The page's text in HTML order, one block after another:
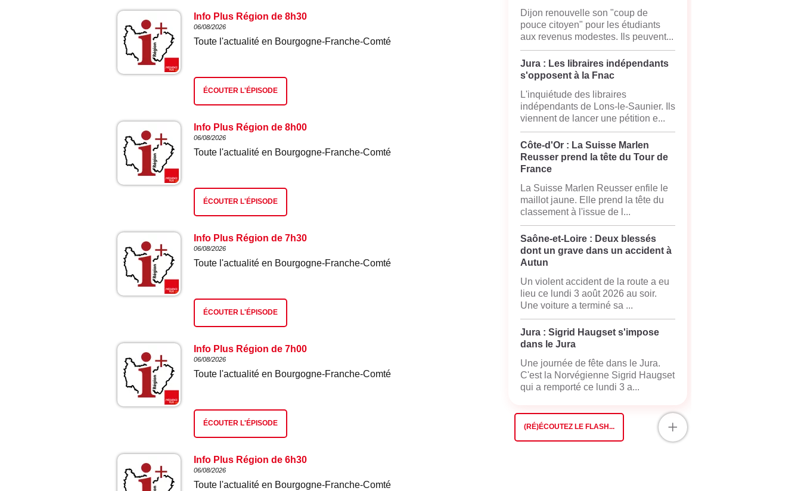
Info Plus Région de 8h30
06/08/2026
Toute l'actualité en Bourgogne-Franche-Comté
ÉCOUTER L'ÉPISODE
Info Plus Région de 8h00
06/08/2026
Toute l'actualité en Bourgogne-Franche-Comté
ÉCOUTER L'ÉPISODE
Info Plus Région de 7h30
06/08/2026
Toute l'actualité en Bourgogne-Franche-Comté
ÉCOUTER L'ÉPISODE
Info Plus Région de 7h00
06/08/2026
Toute l'actualité en Bourgogne-Franche-Comté
ÉCOUTER L'ÉPISODE
Info Plus Région de 6h30
06/08/2026
Toute l'actualité en Bourgogne-Franche-Comté
Dijon renouvelle son "coup de
pouce citoyen" pour les étudiants
aux revenus modestes. Ils peuvent...
Jura : Les libraires indépendants
s'opposent à la Fnac
L'inquiétude des libraires
indépendants de Lons-le-Saunier. Ils
viennent de lancer une pétition e...
Côte-d'Or : La Suisse Marlen
Reusser prend la tête du Tour de
France
La Suisse Marlen Reusser enfile le
maillot jaune. Elle prend la tête du
classement à l'issue de l...
Saône-et-Loire : Deux blessés
dont un grave dans un accident à
Autun
Un violent accident de la route a eu
lieu ce lundi 3 août 2026 au soir.
Une voiture a terminé sa ...
Jura : Sigrid Haugset s'impose
dans le Jura
Une journée de fête dans le Jura.
C'est la Norvégienne Sigrid Haugset
qui a remporté ce lundi 3 a...
(RÉ)ÉCOUTEZ LE FLASH... +